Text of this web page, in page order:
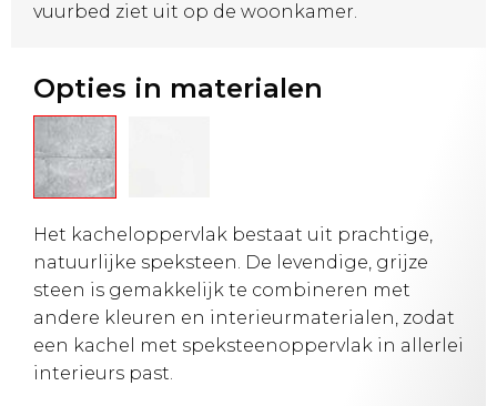
vuurbed ziet uit op de woonkamer.
Opties in materialen
Het kacheloppervlak bestaat uit prachtige,
natuurlijke speksteen. De levendige, grijze
steen is gemakkelijk te combineren met
andere kleuren en interieurmaterialen, zodat
een kachel met speksteenoppervlak in allerlei
interieurs past.